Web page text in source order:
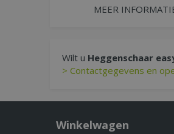
MEER
Wilt u Heggenschaar
> Contactgegevens en
Winkelwagen